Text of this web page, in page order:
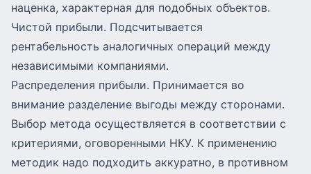
наценка, характерная для подобных объектов.
Чистой прибыли. Подсчитывается
рентабельность аналогичных операций между
независимыми компаниями.
Распределения прибыли. Принимается во
внимание разделение выгоды между сторонами.
Выбор метода осуществляется в соответствии с
критериями, оговоренными НКУ. К применению
методик надо подходить аккуратно, в противном